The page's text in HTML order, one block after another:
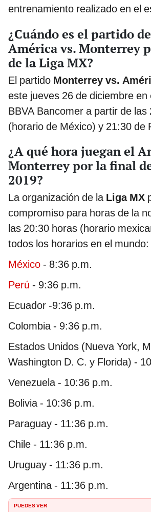
entrenamiento realizado en el
¿Cuándo es el partido
América vs. Monterrey
de la Liga MX?
El partido Monterrey vs.
este jueves 26 de diciembre en
BBVA Bancomer a partir de las
(horario de México) y 21:30 de
¿A qué hora juegan el
Monterrey por la final
2019?
La organización de la Liga MX
compromiso para horas de la
las 20:30 horas (horario
todos los horarios en el mundo:
México - 8:36 p.m.
Perú - 9:36 p.m.
Ecuador -9:36 p.m.
Colombia - 9:36 p.m.
Estados Unidos (Nueva York,
Washington D. C. y Florida) -
Venezuela - 10:36 p.m.
Bolivia - 10:36 p.m.
Paraguay - 11:36 p.m.
Chile - 11:36 p.m.
Uruguay - 11:36 p.m.
Argentina - 11:36 p.m.
PUEDES VER